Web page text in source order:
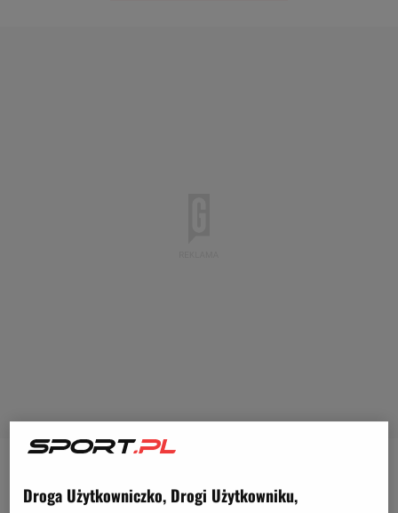
56 goli w LaLiga, do których dołożył 17 asyst. To
Droga Użytkowniczko, Drogi Użytkowniku,